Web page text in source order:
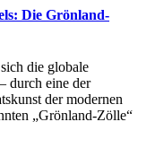
Die Grönland-
die globale
durch eine der
der modernen
„Grönland-Zölle“